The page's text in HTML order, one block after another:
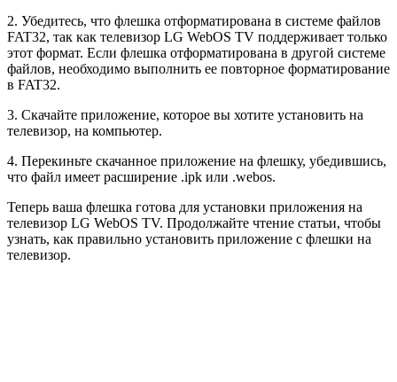
2. Убедитесь, что флешка отформатирована в системе файлов
FAT32, так как телевизор LG WebOS TV поддерживает только
этот формат. Если флешка отформатирована в другой системе
файлов, необходимо выполнить ее повторное форматирование
в FAT32.
3. Скачайте приложение, которое вы хотите установить на
телевизор, на компьютер.
4. Перекиньте скачанное приложение на флешку, убедившись,
что файл имеет расширение .ipk или .webos.
Теперь ваша флешка готова для установки приложения на
телевизор LG WebOS TV. Продолжайте чтение статьи, чтобы
узнать, как правильно установить приложение с флешки на
телевизор.